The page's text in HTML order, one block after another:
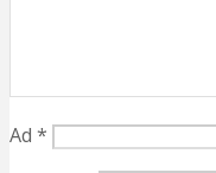
Ad *